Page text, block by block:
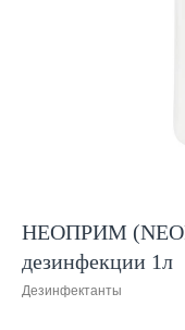
НЕОПРИМ
дезинфекции 1л
Дезинфектанты